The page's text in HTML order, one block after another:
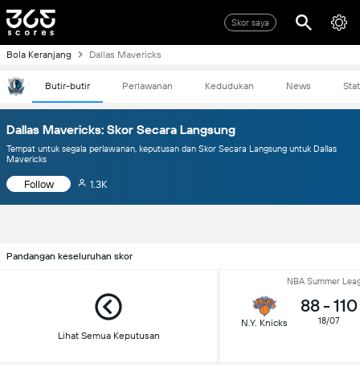
Skor saya
Bola Keranjang Dallas Mavericks
Butir-butir Perlawanan Kedudukan News
Dallas Mavericks: Skor Secara Langsung
Tempat untuk segala perlawanan, keputusan dan Skor Secara Langsung untuk Dallas
Mavericks
Follow 1.3K
Pandangan keseluruhan skor
Lihat Semua Keputusan
NBA Summer
N.Y. Knicks
88- 110
18/07